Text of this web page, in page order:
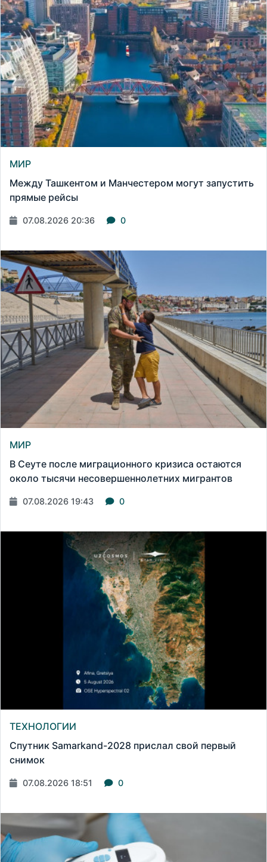
МИР
Между Ташкентом и Манчестером могут запустить
прямые рейсы
07.08.2026 20:36 0
МИР
В Сеуте после миграционного кризиса остаются
около тысячи несовершеннолетних мигрантов
07.08.2026 19:43 0
ТЕХНОЛОГИИ
Спутник Samarkand-2028 прислал свой первый
снимок
07.08.2026 18:51 0